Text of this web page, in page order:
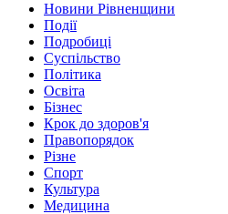
Новини Рівненщини
Події
Подробиці
Суспільство
Політика
Освіта
Бізнес
Крок до здоров'я
Правопорядок
Різне
Спорт
Культура
Медицина